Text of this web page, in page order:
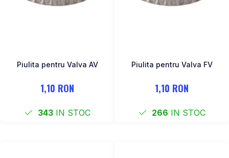
Piulita pentru Valva AV
1,10 RON
343IN STOC
Piulita pentru Valva FV
1,10 RON
266 IN STOC